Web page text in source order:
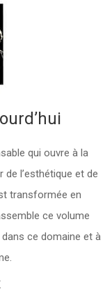
qui ouvre à la
l’esthétique et de
transformée en
ce volume
ce domaine et à